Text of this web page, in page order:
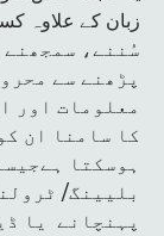
زبان کے علاوہ
پڑھنے سے
معلومات اور
کا سامنا ان
ہوسکتا
بلیینگ/
پہنچانے یا